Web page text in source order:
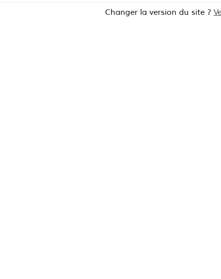
Changer la version du site ?